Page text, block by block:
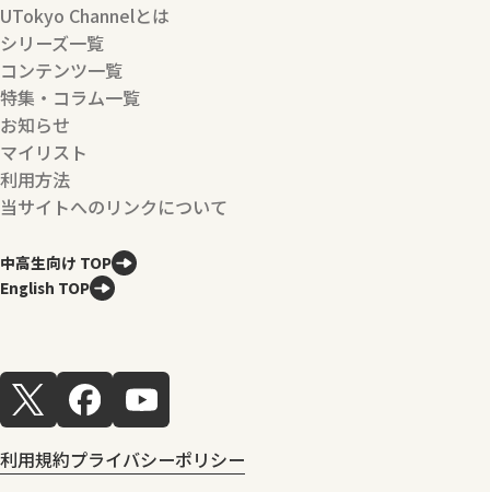
UTokyo Channelとは
シリーズ一覧
コンテンツ一覧
特集・コラム一覧
お知らせ
マイリスト
利用方法
当サイトへのリンクについて
中高生向け TOP
English TOP
利用規約プライバシーポリシー